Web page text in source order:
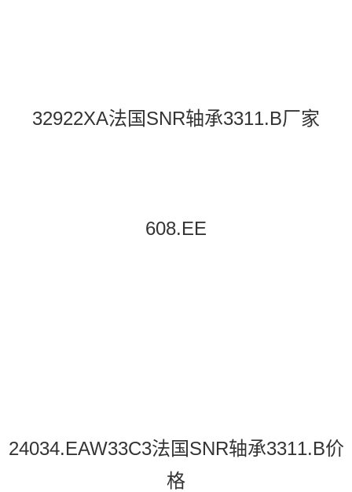
32922XA法国SNR轴承3311.B厂家
608.EE
24034.EAW33C3法国SNR轴承3311.B价
格